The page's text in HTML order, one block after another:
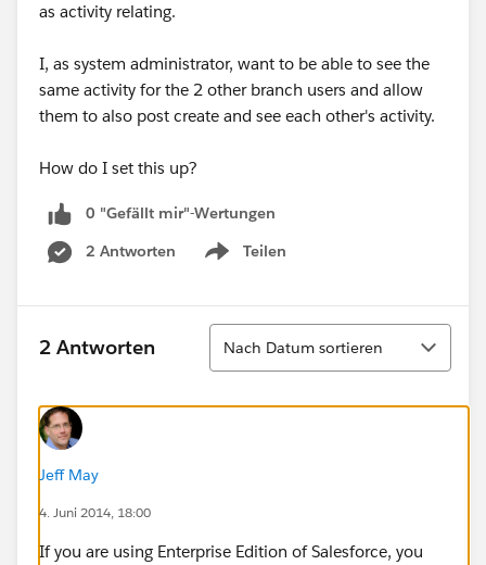
as activity relating.
I, as system administrator, want to be able to see the
same activity for the 2 other branch users and allow
them to also post create and see each other's activity.
How do I set this up?
0 "Gefällt mir"-Wertungen
2 Antworten
Teilen
Show menu
2 Antworten
Sortieren
Nach Datum sortieren
Jeff May
4. Juni 2014, 18:00
If you are using Enterprise Edition of Salesforce, you